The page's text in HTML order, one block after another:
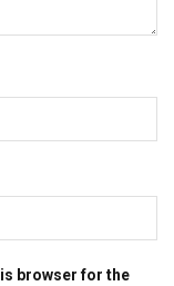
browser for the